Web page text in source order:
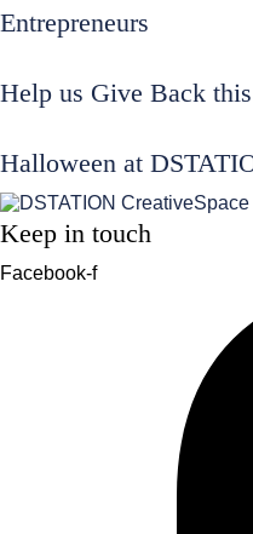
Entrepreneurs
Help us Give Back
Halloween at
Keep in touch
Facebook-f